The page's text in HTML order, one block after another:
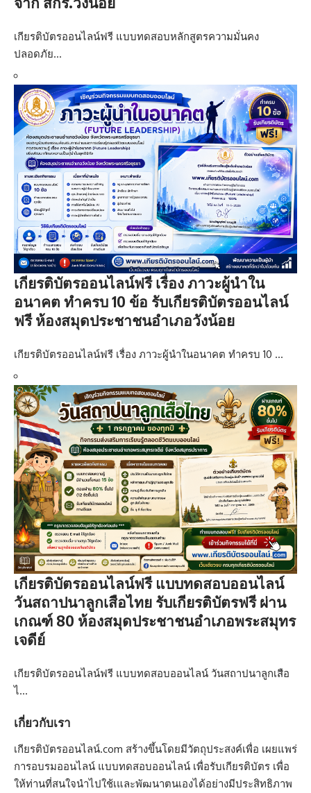
เกียรติบัตรออนไลน์ฟรี แบบทดสอบหลักสูตรความมั่นคง
ปลอดภัย…
เกียรติบัตรออนไลน์ฟรี เรื่อง ภาวะผู้นำใน
อนาคต ทำครบ 10 ข้อ รับเกียรติบัตรออนไลน์
ฟรี ห้องสมุดประชาชนอำเภอวังน้อย
เกียรติบัตรออนไลน์ฟรี เรื่อง ภาวะผู้นำในอนาคต ทำครบ 10 …
เกียรติบัตรออนไลน์ฟรี แบบทดสอบออนไลน์
วันสถาปนาลูกเสือไทย รับเกียรติบัตรฟรี ผ่าน
เกณฑ์ 80 ห้องสมุดประชาชนอำเภอพระสมุทร
เจดีย์
เกียรติบัตรออนไลน์ฟรี แบบทดสอบออนไลน์ วันสถาปนาลูกเสือ
ไ…
เกี่ยวกับเรา
เกียรติบัตรออนไลน์.com สร้างขึ้นโดยมีวัตถุประสงค์เพื่อ เผยแพร่
การอบรมออนไลน์ แบบทดสอบออนไลน์ เพื่อรับเกียรติบัตร เพื่อ
ให้ท่านที่สนใจนำไปใช้เและพัฒนาตนเองได้อย่างมีประสิทธิภาพ